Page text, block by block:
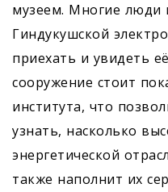
музеем. Многие люди
Гиндукушской
приехать и увидеть
сооружение стоит
института, что
узнать, насколько
энергетической
также наполнит их